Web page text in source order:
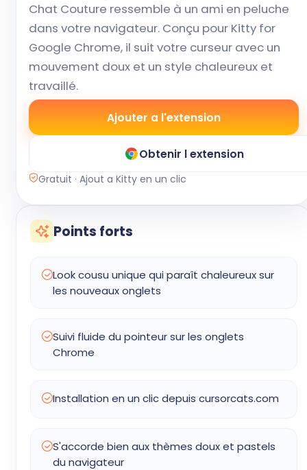
Chat Couture ressemble à un ami en peluche
dans votre navigateur. Conçu pour Kitty for
Google Chrome, il suit votre curseur avec un
mouvement doux et un style chaleureux et
travaillé.
Ajouter a l'extension
Obtenir l extension
Gratuit · Ajout a Kitty en un clic
Points forts
Look cousu unique qui paraît chaleureux sur
les nouveaux onglets
Suivi fluide du pointeur sur les onglets
Chrome
Installation en un clic depuis cursorcats.com
S'accorde bien aux thèmes doux et pastels
du navigateur